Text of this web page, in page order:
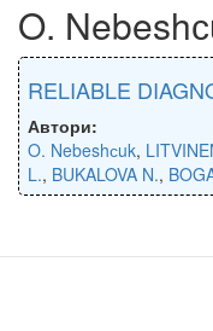
O.
RELIABLE
Автори:
O. Nebeshсuk,
L., BUKALOVA N.,